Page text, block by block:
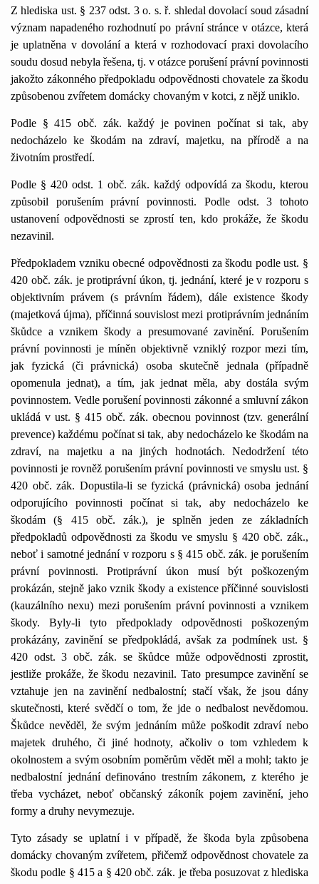
Z hlediska ust. § 237 odst. 3 o. s. ř. shledal dovolací soud zásadní
význam napadeného rozhodnutí po právní stránce v otázce, která
je uplatněna v dovolání a která v rozhodovací praxi dovolacího
soudu dosud nebyla řešena, tj. v otázce porušení právní povinnosti
jakožto zákonného předpokladu odpovědnosti chovatele za škodu
způsobenou zvířetem domácky chovaným v kotci, z nějž uniklo.
Podle § 415 obč. zák. každý je povinen počínat si tak, aby
nedocházelo ke škodám na zdraví, majetku, na přírodě a na
životním prostředí.
Podle § 420 odst. 1 obč. zák. každý odpovídá za škodu, kterou
způsobil porušením právní povinnosti. Podle odst. 3 tohoto
ustanovení odpovědnosti se zprostí ten, kdo prokáže, že škodu
nezavinil.
Předpokladem vzniku obecné odpovědnosti za škodu podle ust. §
420 obč. zák. je protiprávní úkon, tj. jednání, které je v rozporu s
objektivním právem (s právním řádem), dále existence škody
(majetková újma), příčinná souvislost mezi protiprávním jednáním
škůdce a vznikem škody a presumované zavinění. Porušením
právní povinnosti je míněn objektivně vzniklý rozpor mezi tím,
jak fyzická (či právnická) osoba skutečně jednala (případně
opomenula jednat), a tím, jak jednat měla, aby dostála svým
povinnostem. Vedle porušení povinnosti zákonné a smluvní zákon
ukládá v ust. § 415 obč. zák. obecnou povinnost (tzv. generální
prevence) každému počínat si tak, aby nedocházelo ke škodám na
zdraví, na majetku a na jiných hodnotách. Nedodržení této
povinnosti je rovněž porušením právní povinnosti ve smyslu ust. §
420 obč. zák. Dopustila-li se fyzická (právnická) osoba jednání
odporujícího povinnosti počínat si tak, aby nedocházelo ke
škodám (§ 415 obč. zák.), je splněn jeden ze základních
předpokladů odpovědnosti za škodu ve smyslu § 420 obč. zák.,
neboť i samotné jednání v rozporu s § 415 obč. zák. je porušením
právní povinnosti. Protiprávní úkon musí být poškozeným
prokázán, stejně jako vznik škody a existence příčinné souvislosti
(kauzálního nexu) mezi porušením právní povinnosti a vznikem
škody. Byly-li tyto předpoklady odpovědnosti poškozeným
prokázány, zavinění se předpokládá, avšak za podmínek ust. §
420 odst. 3 obč. zák. se škůdce může odpovědnosti zprostit,
jestliže prokáže, že škodu nezavinil. Tato presumpce zavinění se
vztahuje jen na zavinění nedbalostní; stačí však, že jsou dány
skutečnosti, které svědčí o tom, že jde o nedbalost nevědomou.
Škůdce nevěděl, že svým jednáním může poškodit zdraví nebo
majetek druhého, či jiné hodnoty, ačkoliv o tom vzhledem k
okolnostem a svým osobním poměrům vědět měl a mohl; takto je
nedbalostní jednání definováno trestním zákonem, z kterého je
třeba vycházet, neboť občanský zákoník pojem zavinění, jeho
formy a druhy nevymezuje.
Tyto zásady se uplatní i v případě, že škoda byla způsobena
domácky chovaným zvířetem, přičemž odpovědnost chovatele za
škodu podle § 415 a § 420 obč. zák. je třeba posuzovat z hlediska